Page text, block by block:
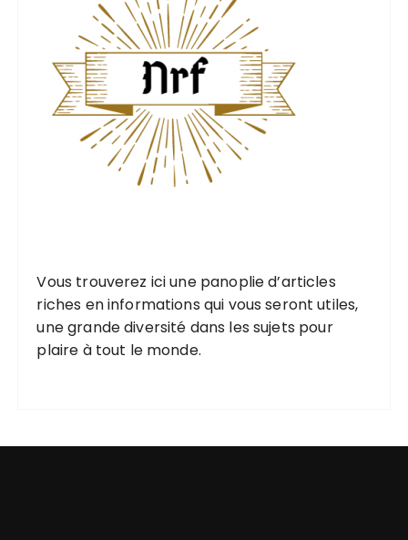
Vous trouverez ici une panoplie d’articles
riches en informations qui vous seront utiles,
une grande diversité dans les sujets pour
plaire à tout le monde.